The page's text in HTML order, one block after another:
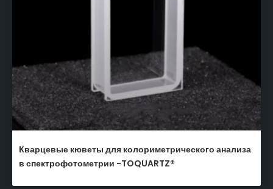
Кварцевые кюветы для колориметрического анализа
в спектрофотометрии -TOQUARTZ®